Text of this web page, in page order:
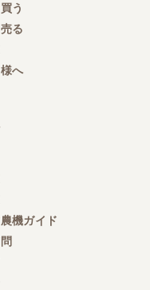
の連絡をいたいておりませ
中川
は、ありがとうございまし
好ちゃん
商品で草刈り作業で活躍し
う
る
へ
機ガイド